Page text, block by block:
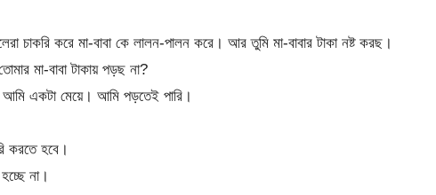
চাকরি করে মা-বাবা কে লালন-পালন করে। আর তুমি মা-বাবার টাকা নষ্ট করছ।
মা-বাবা টাকায় পড়ছ না?
একটা মেয়ে। আমি পড়তেই পারি।
করতে হবে।
না।